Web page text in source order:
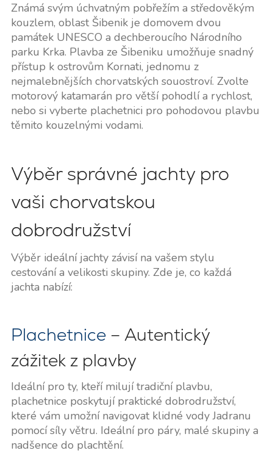
Známá svým úchvatným pobřežím a středověkým
kouzlem, oblast Šibenik je domovem dvou
památek UNESCO a dechberoucího Národního
parku Krka. Plavba ze Šibeniku umožňuje snadný
přístup k ostrovům Kornati, jednomu z
nejmalebnějších chorvatských souostroví. Zvolte
motorový katamarán pro větší pohodlí a rychlost,
nebo si vyberte plachetnici pro pohodovou plavbu
těmito kouzelnými vodami.
Výběr správné jachty pro
vaši chorvatskou
dobrodružství
Výběr ideální jachty závisí na vašem stylu
cestování a velikosti skupiny. Zde je, co každá
jachta nabízí:
Plachetnice– Autentický
zážitek z plavby
Ideální pro ty, kteří milují tradiční plavbu,
plachetnice poskytují praktické dobrodružství,
které vám umožní navigovat klidné vody Jadranu
pomocí síly větru. Ideální pro páry, malé skupiny a
nadšence do plachtění.